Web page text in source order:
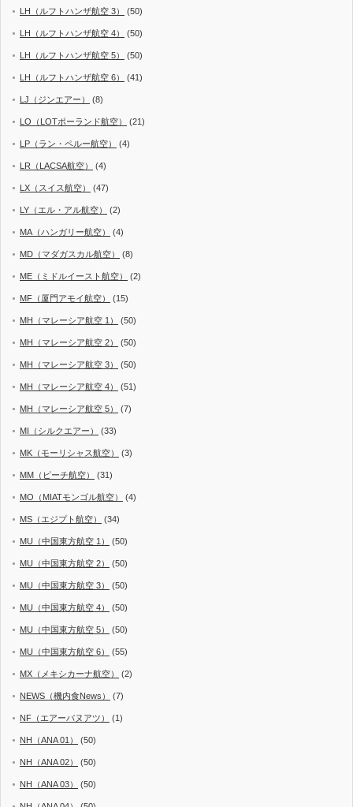
LH（ルフトハンザ航空 3） (50)
LH（ルフトハンザ航空 4） (50)
LH（ルフトハンザ航空 5） (50)
LH（ルフトハンザ航空 6） (41)
LJ（ジンエアー） (8)
LO（LOTポーランド航空） (21)
LP（ラン・ペルー航空） (4)
LR（LACSA航空） (4)
LX（スイス航空） (47)
LY（エル・アル航空） (2)
MA（ハンガリー航空） (4)
MD（マダガスカル航空） (8)
ME（ミドルイースト航空） (2)
MF（厦門アモイ航空） (15)
MH（マレーシア航空 1） (50)
MH（マレーシア航空 2） (50)
MH（マレーシア航空 3） (50)
MH（マレーシア航空 4） (51)
MH（マレーシア航空 5） (7)
MI（シルクエアー） (33)
MK（モーリシャス航空） (3)
MM（ピーチ航空） (31)
MO（MIATモンゴル航空） (4)
MS（エジプト航空） (34)
MU（中国東方航空 1） (50)
MU（中国東方航空 2） (50)
MU（中国東方航空 3） (50)
MU（中国東方航空 4） (50)
MU（中国東方航空 5） (50)
MU（中国東方航空 6） (55)
MX（メキシカーナ航空） (2)
NEWS（機内食News） (7)
NF（エアーバヌアツ） (1)
NH（ANA 01） (50)
NH（ANA 02） (50)
NH（ANA 03） (50)